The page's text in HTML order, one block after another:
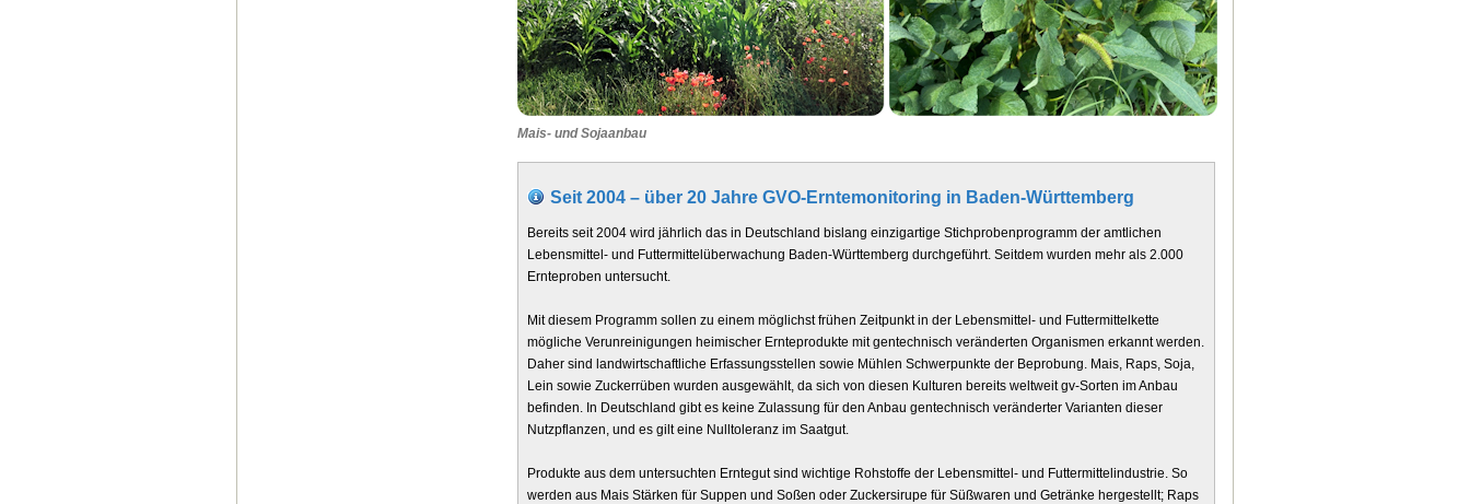
Mais- und Sojaanbau
Seit 2004 – über 20 Jahre GVO-Erntemonitoring in Baden-Württemberg
Bereits seit 2004 wird jährlich das in Deutschland bislang einzigartige Stichprobenprogramm der amtlichen
Lebensmittel- und Futtermittelüberwachung Baden-Württemberg durchgeführt. Seitdem wurden mehr als 2.000
Ernteproben untersucht.
Mit diesem Programm sollen zu einem möglichst frühen Zeitpunkt in der Lebensmittel- und Futtermittelkette
mögliche Verunreinigungen heimischer Ernteprodukte mit gentechnisch veränderten Organismen erkannt werden.
Daher sind landwirtschaftliche Erfassungsstellen sowie Mühlen Schwerpunkte der Beprobung. Mais, Raps, Soja,
Lein sowie Zuckerrüben wurden ausgewählt, da sich von diesen Kulturen bereits weltweit gv-Sorten im Anbau
befinden. In Deutschland gibt es keine Zulassung für den Anbau gentechnisch veränderter Varianten dieser
Nutzpflanzen, und es gilt eine Nulltoleranz im Saatgut.
Produkte aus dem untersuchten Erntegut sind wichtige Rohstoffe der Lebensmittel- und Futtermittelindustrie. So
werden aus Mais Stärken für Suppen und Soßen oder Zuckersirupe für Süßwaren und Getränke hergestellt; Raps